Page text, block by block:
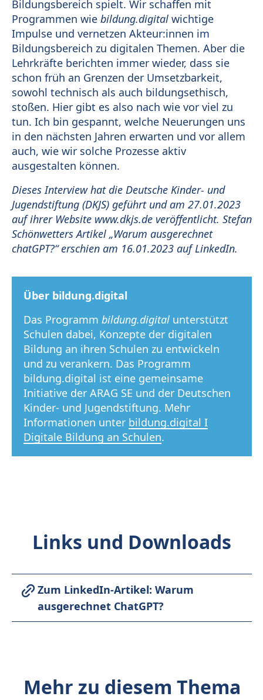
Bildungsbereich spielt. Wir schaffen mit
Programmen wie bildung.digital wichtige
Impulse und vernetzen Akteur:innen im
Bildungsbereich zu digitalen Themen. Aber die
Lehrkräfte berichten immer wieder, dass sie
schon früh an Grenzen der Umsetzbarkeit,
sowohl technisch als auch bildungsethisch,
stoßen. Hier gibt es also nach wie vor viel zu
tun. Ich bin gespannt, welche Neuerungen uns
in den nächsten Jahren erwarten und vor allem
auch, wie wir solche Prozesse aktiv
ausgestalten können.
Dieses Interview hat die Deutsche Kinder- und
Jugendstiftung (DKJS) geführt und am 27.01.2023
auf ihrer Website www.dkjs.de veröffentlicht. Stefan
Schönwetters Artikel „Warum ausgerechnet
chatGPT?“ erschien am 16.01.2023 auf LinkedIn.
Über bildung.digital
Das Programm bildung.digitalunterstützt
Schulen dabei, Konzepte der digitalen
Bildung an ihren Schulen zu entwickeln
und zu verankern. Das Programm
bildung.digital ist eine gemeinsame
Initiative der ARAG SE und der Deutschen
Kinder- und Jugendstiftung. Mehr
Informationen unter bildung.digital I
Digitale Bildung an Schulen.
Links und Downloads
Zum LinkedIn-Artikel: Warum
ausgerechnet ChatGPT?
Mehr zu diesem Thema